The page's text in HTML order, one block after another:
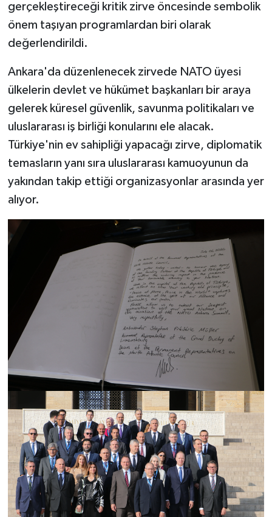
gerçekleştireceği kritik zirve öncesinde sembolik
önem taşıyan programlardan biri olarak
değerlendirildi.
Ankara'da düzenlenecek zirvede NATO üyesi
ülkelerin devlet ve hükümet başkanları bir araya
gelerek küresel güvenlik, savunma politikaları ve
uluslararası iş birliği konularını ele alacak.
Türkiye'nin ev sahipliği yapacağı zirve, diplomatik
temasların yanı sıra uluslararası kamuoyunun da
yakından takip ettiği organizasyonlar arasında yer
alıyor.